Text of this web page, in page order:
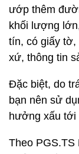
ướp thêm
khối lượng
tín, có giấy tờ,
xứ, thông tin
Đặc biệt, do
bạn nên sử
hưởng xấu tới
Theo PGS.TS